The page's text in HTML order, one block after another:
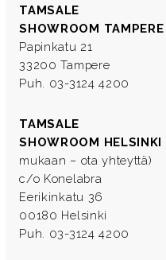
TAMSALE
SHOWROOM TAMPERE
Papinkatu 21
33200 Tampere
Puh. 03-3124 4200
TAMSALE
SHOWROOM HELSINKI
mukaan – ota yhteyttä)
c/o Konelabra
Eerikinkatu 36
00180 Helsinki
Puh. 03-3124 4200